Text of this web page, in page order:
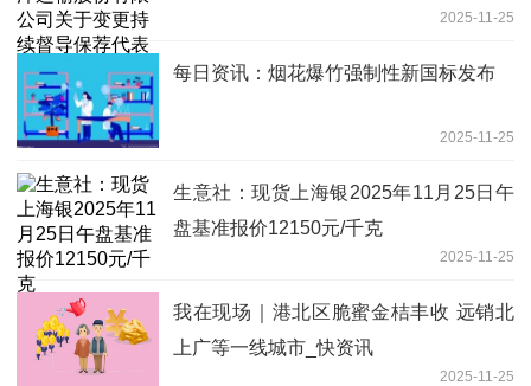
2025-11-25
每日资讯：烟花爆竹强制性新国标发布
2025-11-25
生意社：现货上海银2025年11月25日午
盘基准报价12150元/千克
2025-11-25
我在现场｜港北区脆蜜金桔丰收 远销北
上广等一线城市_快资讯
2025-11-25